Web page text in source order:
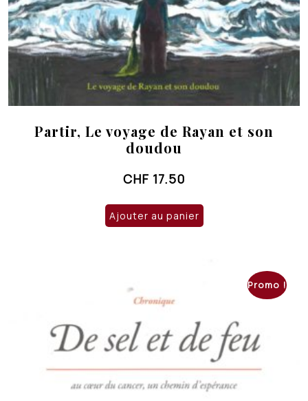
Partir, Le voyage de Rayan et son
doudou
CHF 17.50
Ajouter au panier
Promo !